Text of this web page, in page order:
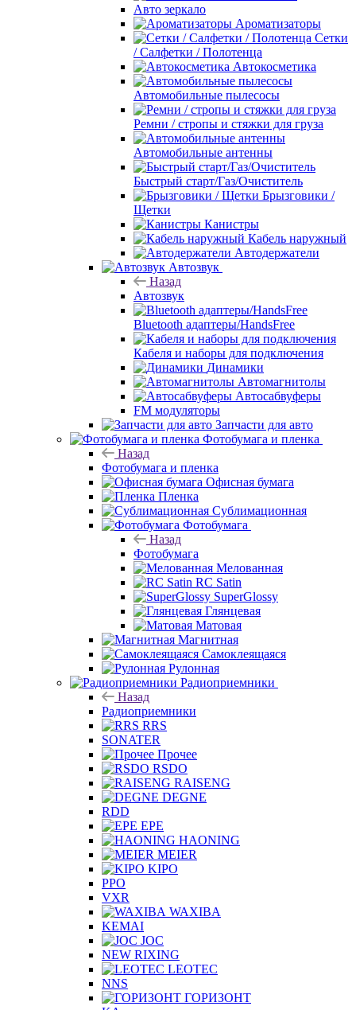
Авто зеркало
Ароматизаторы
Сетки
/ Салфетки / Полотенца
Автокосметика
Автомобильные пылесосы
Ремни / стропы и стяжки для груза
Автомобильные антенны
Быстрый старт/Газ/Очиститель
Брызговики /
Щетки
Канистры
Кабель наружный
Автодержатели
Автозвук
Назад
Автозвук
Bluetooth адаптеры/HandsFree
Кабеля и наборы для подключения
Динамики
Автомагнитолы
Автосабвуферы
FM модуляторы
Запчасти для авто
Фотобумага и пленка
Назад
Фотобумага и пленка
Офисная бумага
Пленка
Сублимационная
Фотобумага
Назад
Фотобумага
Мелованная
RC Satin
SuperGlossy
Глянцевая
Матовая
Магнитная
Самоклеящаяся
Рулонная
Радиоприемники
Назад
Радиоприемники
RRS
SONATER
Прочее
RSDO
RAISENG
DEGNE
RDD
EPE
HAONING
MEIER
KIPO
PPO
VXR
WAXIBA
KEMAI
JOC
NEW RIXING
LEOTEC
NNS
ГОРИЗОНТ